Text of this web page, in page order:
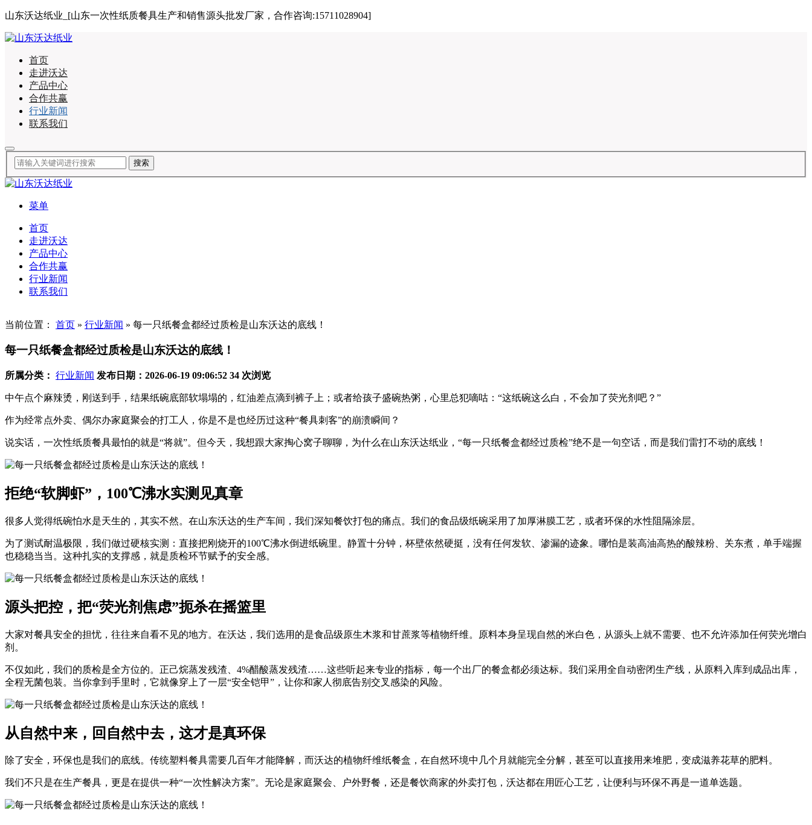
山东沃达纸业_[山东一次性纸质餐具生产和销售源头批发厂家，合作咨询:15711028904]
首页
走进沃达
产品中心
合作共赢
行业新闻
联系我们
菜单
首页
走进沃达
产品中心
合作共赢
行业新闻
联系我们
当前位置： 首页 » 行业新闻 » 每一只纸餐盒都经过质检是山东沃达的底线！
每一只纸餐盒都经过质检是山东沃达的底线！
所属分类： 行业新闻 发布日期：2026-06-19 09:06:52 34 次浏览
中午点个麻辣烫，刚送到手，结果纸碗底部软塌塌的，红油差点滴到裤子上；或者给孩子盛碗热粥，心里总犯嘀咕：“这纸碗这么白，不会加了荧光剂吧？”
作为经常点外卖、偶尔办家庭聚会的打工人，你是不是也经历过这种“餐具刺客”的崩溃瞬间？
说实话，一次性纸质餐具最怕的就是“将就”。但今天，我想跟大家掏心窝子聊聊，为什么在山东沃达纸业， “每一只纸餐盒都经过质检”绝不是一句空话，而是我们雷打不动的底线！
拒绝“软脚虾”，100℃沸水实测见真章
很多人觉得纸碗怕水是天生的，其实不然。在山东沃达的生产车间，我们深知餐饮打包的痛点。我们的食品级纸碗采用了加厚淋膜工艺，或者环保的水性阻隔涂层。
为了测试耐温极限，我们做过硬核实测：直接把刚烧开的100℃沸水倒进纸碗里。静置十分钟，杯壁依然硬挺，没有任何发软、渗漏的迹象。哪怕是装高油高热的酸辣粉、关东煮，单手端握
也稳稳当当。这种扎实的支撑感，就是质检环节赋予的安全感。
源头把控，把“荧光剂焦虑”扼杀在摇篮里
大家对餐具安全的担忧，往往来自看不见的地方。在沃达，我们选用的是食品级原生木浆和甘蔗浆等植物纤维。原料本身呈现自然的米白色，从源头上就不需要、也不允许添加任何荧光增白
剂。
不仅如此，我们的质检是全方位的。正己烷蒸发残渣、4%醋酸蒸发残渣……这些听起来专业的指标，每一个出厂的餐盒都必须达标。我们采用全自动密闭生产线，从原料入库到成品出库，
全程无菌包装。当你拿到手里时，它就像穿上了一层“安全铠甲”，让你和家人彻底告别交叉感染的风险。
从自然中来，回自然中去，这才是真环保
除了安全，环保也是我们的底线。传统塑料餐具需要几百年才能降解，而沃达的植物纤维纸餐盒，在自然环境中几个月就能完全分解，甚至可以直接用来堆肥，变成滋养花草的肥料。
我们不只是在生产餐具，更是在提供一种“一次性解决方案”。无论是家庭聚会、户外野餐，还是餐饮商家的外卖打包，沃达都在用匠心工艺，让便利与环保不再是一道单选题。